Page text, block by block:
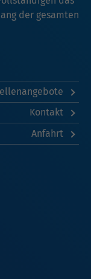
der gesamten
Kontakt
Anfahrt